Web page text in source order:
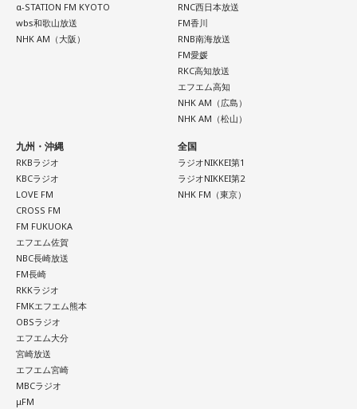
α-STATION FM KYOTO
wbs和歌山放送
NHK AM（大阪）
RNC西日本放送
FM香川
RNB南海放送
FM愛媛
RKC高知放送
エフエム高知
NHK AM（広島）
NHK AM（松山）
九州・沖縄
RKBラジオ
KBCラジオ
LOVE FM
CROSS FM
FM FUKUOKA
エフエム佐賀
NBC長崎放送
FM長崎
RKKラジオ
FMKエフエム熊本
OBSラジオ
エフエム大分
宮崎放送
エフエム宮崎
MBCラジオ
μFM
全国
ラジオNIKKEI第1
ラジオNIKKEI第2
NHK FM（東京）